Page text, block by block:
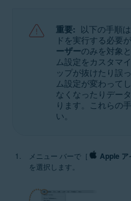
重要: 以下の手順
ドを実行する必要
ーザーのみを対象
ム設定をカスタマ
ップが抜けたり誤
ム設定が変わって
なくなったりデー
ります。これらの
い。
メニュー バーで［ Apple ア
を選択します。